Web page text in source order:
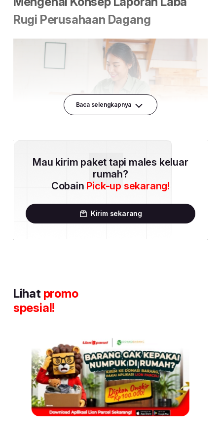
Baca selengkapnya
Mau kirim paket tapi males keluar
rumah?
Cobain Pick-up sekarang!
Kirim sekarang
Lihat promo
spesial!